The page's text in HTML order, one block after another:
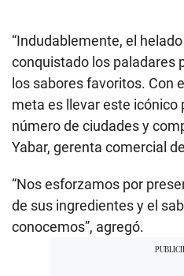
“Indudablemente, el
conquistado los paladares
los sabores favoritos. Con
meta es llevar este icónico
número de ciudades y
Yabar, gerenta comercial
“Nos esforzamos por
de sus ingredientes y el
conocemos”, agregó.